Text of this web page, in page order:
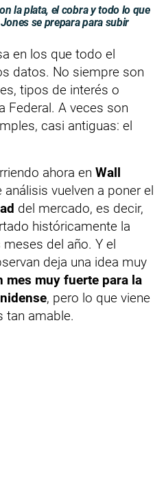
la plata, el cobra y todo lo que
se prepara para subir
en los que todo el
datos. No siempre son
tipos de interés o
Federal. A veces son
casi antiguas: el
ahora en Wall
vuelven a poner el
del mercado, es decir,
históricamente la
del año. Y el
deja una idea muy
mes muy fuerte para la
, pero lo que viene
tan amable.